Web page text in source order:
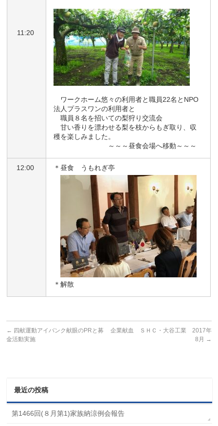
11:20
ワークホーム悠々の利用者と職員22名とNPO
法人プラスワンの利用者と
職員８名を招いての梨狩り交流会
甘い香りを漂わせる梨を枝からもぎ取り、収
穫を楽しみました。
～～～昼食会場へ移動～～～
12:00 ＊昼食 うもれぎ亭
＊解散
← 四献運動アイバンク献眼のPRと募
金活動実施
企業献血 ＳＨＣ・大谷工業 2017年
8月 →
最近の投稿
第1466回(８月第1)家族納涼例会報告